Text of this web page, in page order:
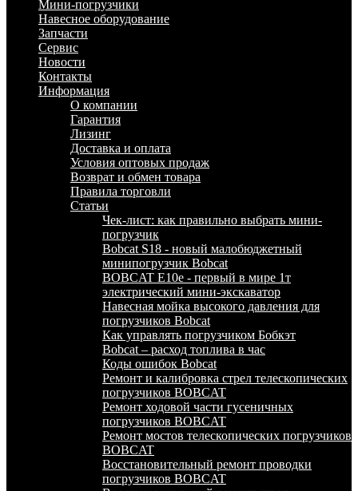
Мини-погрузчики
Навесное оборудование
Запчасти
Сервис
Новости
Контакты
Информация
О компании
Гарантия
Лизинг
Доставка и оплата
Условия оптовых продаж
Возврат и обмен товара
Правила торговли
Статьи
Чек-лист: как правильно выбрать мини-
погрузчик
Bobcat S18 - новый малобюджетный
минипогрузчик Bobcat
BOBCAT E10e - первый в мире 1т
электрический мини-экскаватор
Навесная мойка высокого давления для
погрузчиков Bobcat
Как управлять погрузчиком Бобкэт
Bobcat – расход топлива в час
Коды ошибок Bobcat
Ремонт и калибровка стрел телескопических
погрузчиков BOBCAT
Ремонт ходовой части гусеничных
погрузчиков BOBCAT
Ремонт мостов телескопических погрузчиков
BOBCAT
Восстановительный ремонт проводки
погрузчиков BOBCAT